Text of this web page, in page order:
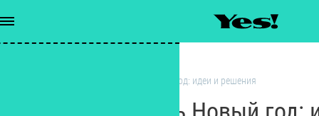
В чем встречать Новый год: идеи и решения